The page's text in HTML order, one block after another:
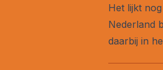
Het lijkt
Nederland
daarbij in